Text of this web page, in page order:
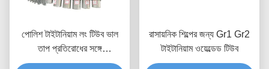
পোলিশ টাইটানিয়াম লং টিউব ভাল
তাপ প্রতিরোধের সঙ্গে
4.51G/Cm3 ঘনত্ব
রাসায়নিক শিল্পের জন্য Gr1 Gr2
টাইটানিয়াম ওয়েল্ডেড টিউব